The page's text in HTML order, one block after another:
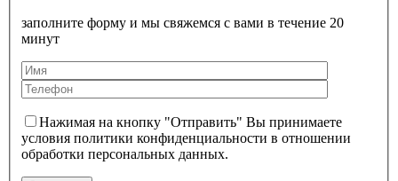
заполните форму и мы свяжемся с вами в течение 20
минут
Нажимая на кнопку "Отправить" Вы принимаете
условия политики конфиденциальности в отношении
обработки персональных данных.